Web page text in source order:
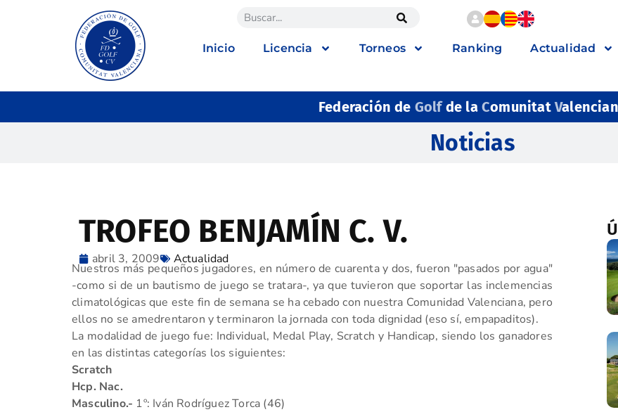
Inicio Licencia Torneos Ranking Actualidad
Federación de Golfde la ComunitatV
Noticias
TROFEO BENJAMÍN C. V.
abril 3, 2009 Actualidad
Nuestros más pequeños jugadores, en número de cuarenta y dos, fueron "pasados por agua"
-como si de un bautismo de juego se tratara-, ya que tuvieron que soportar las inclemencias
climatológicas que este fin de semana se ha cebado con nuestra Comunidad Valenciana, pero
ellos no se amedrentaron y terminaron la jornada con toda dignidad (eso sí, empapaditos).
La modalidad de juego fue: Individual, Medal Play, Scratch y Handicap, siendo los ganadores
en las distintas categorías los siguientes:
Scratch
Hcp. Nac.
Masculino.- 1º: Iván Rodríguez Torca (46)